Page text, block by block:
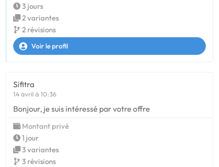
3 jours
2 variantes
2 révisions
Voir le profil
Sifitra
14 avril à 10:36
Bonjour, je suis intéressé par votre offre
Montant privé
1 jour
3 variantes
3 révisions